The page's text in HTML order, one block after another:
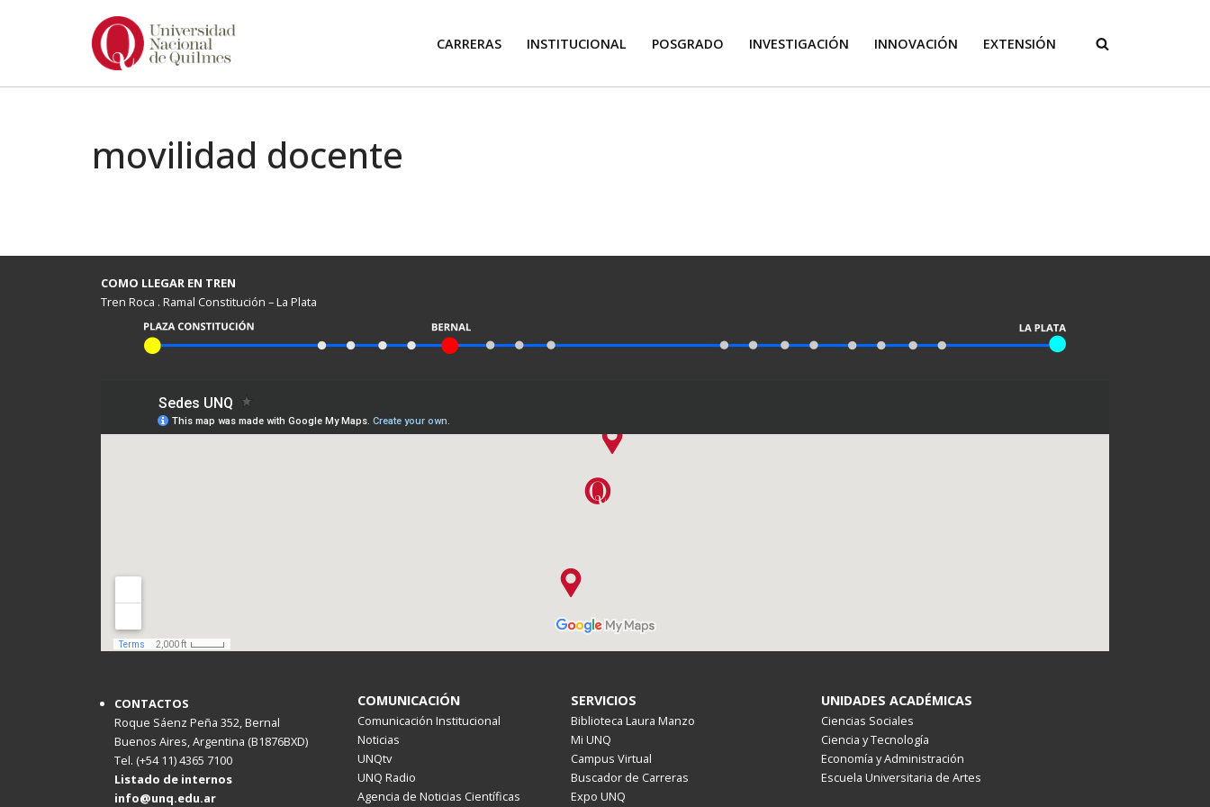
CARRERAS INSTITUCIONAL POSGRADO INVESTIGACIÓN INNOVACIÓN EXTENSIÓN
movilidad docente
COMO LLEGAR EN TREN
Tren Roca . Ramal Constitución – La Plata
CONTACTOS
Roque Sáenz Peña 352, Bernal
Buenos Aires, Argentina (B1876BXD)
Tel. (+54 11) 4365 7100
Listado de internos
info@unq.edu.ar
COMUNICACIÓN
Comunicación Institucional
Noticias
UNQtv
UNQ Radio
Agencia de Noticias Científicas
SERVICIOS
Biblioteca Laura Manzo
Mi UNQ
Campus Virtual
Buscador de Carreras
Expo UNQ
UNIDADES ACADÉMICAS
Ciencias Sociales
Ciencia y Tecnología
Economía y Administración
Escuela Universitaria de Artes